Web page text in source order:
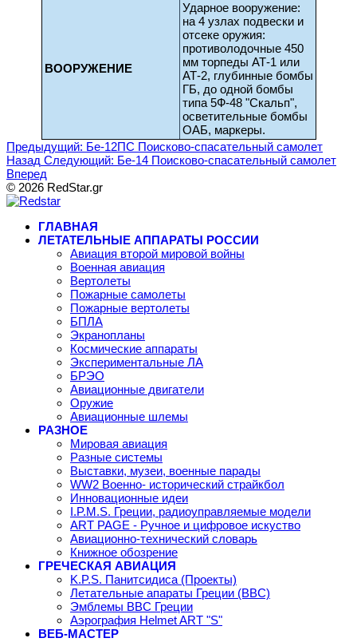
ВООРУЖЕНИЕ
Ударное вооружение:
на 4 узлах подвески и
отсеке оружия:
противолодочные 450
мм торпеды АТ-1 или
АТ-2, глубинные бомбы
ГБ, до одной бомбы
типа 5Ф-48 "Скальп",
осветительные бомбы
ОАБ, маркеры.
Предыдущий: Бе-12ПС Поисково-спасательный самолет
Назад Следующий: Бе-14 Поисково-спасательный самолет
Вперед
© 2026 RedStar.gr
ГЛАВНАЯ
ЛЕТАТЕЛЬНЫЕ АППАРАТЫ РОССИИ
Авиация второй мировой войны
Военная авиация
Вертолеты
Пожарные самолеты
Пожарные вертолеты
БПЛА
Экранопланы
Космические аппараты
Экспериментальные ЛА
БРЭО
Авиационные двигатели
Оружие
Авиационные шлемы
РАЗНОЕ
Мировая авиация
Разные системы
Выставки, музеи, военные парады
WW2 Военно- исторический страйкбол
Инновационные идеи
I.P.M.S. Греции, радиоуправляемые модели
ART PAGE - Ручное и цифровое искуство
Авиационно-технический словарь
Книжное обозрение
ГРЕЧЕСКАЯ АВИАЦИЯ
K.P.S. Панитсидиса (Проекты)
Летательные апараты Греции (ВВС)
Эмблемы ВВС Греции
Аэрография Helmet ART "S"
ВЕБ-МАСТЕР